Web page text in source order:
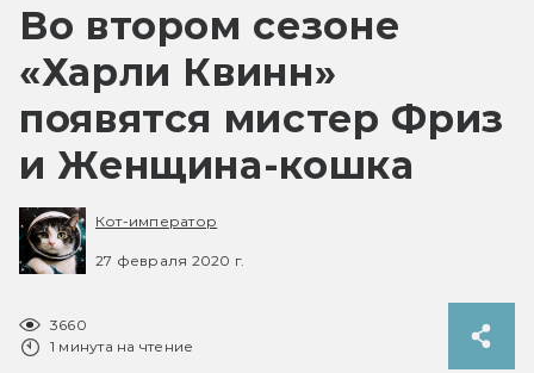
Во втором сезоне
«Харли Квинн»
появятся мистер Фриз
и Женщина-кошка
Кот-император
27 февраля 2020 г.
3660
1 минута на чтение